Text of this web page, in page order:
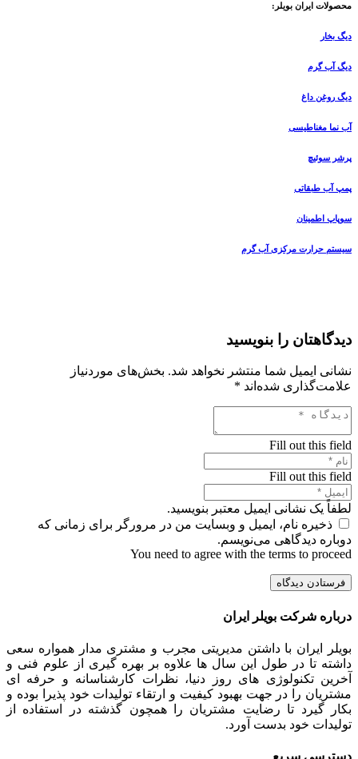
محصولات ایران بویلر:
دیگ بخار
دیگ آب گرم
دیگ روغن داغ
آب نما مغناطیسی
پرشر سوئیچ
پمپ آب طبقاتی
سوپاپ اطمینان
سیستم حرارت مرکزی آب گرم
دیدگاهتان را بنویسید
نشانی ایمیل شما منتشر نخواهد شد. بخش‌های موردنیاز
علامت‌گذاری شده‌اند *
Fill out this field
Fill out this field
لطفاً یک نشانی ایمیل معتبر بنویسید.
ذخیره نام، ایمیل و وبسایت من در مرورگر برای زمانی که
دوباره دیدگاهی می‌نویسم.
You need to agree with the terms to proceed
فرستادن دیدگاه
درباره شرکت بویلر ایران
بویلر ایران با داشتن مدیریتی مجرب و مشتری مدار همواره سعی
داشته تا در طول این سال ها علاوه بر بهره گیری از علوم فنی و
آخرین تکنولوژی های روز دنیا، نظرات کارشناسانه و حرفه ای
مشتریان را در جهت بهبود کیفیت و ارتقاء تولیدات خود پذیرا بوده و
بکار گیرد تا رضایت مشتریان را همچون گذشته در استفاده از
تولیدات خود بدست آورد.
دسترسی سریع